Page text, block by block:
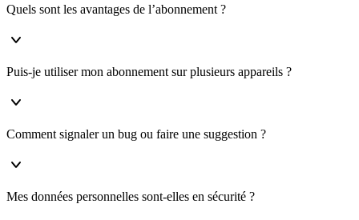
Quels sont les avantages de l’abonnement ?
Puis-je utiliser mon abonnement sur plusieurs appareils ?
Comment signaler un bug ou faire une suggestion ?
Mes données personnelles sont-elles en sécurité ?